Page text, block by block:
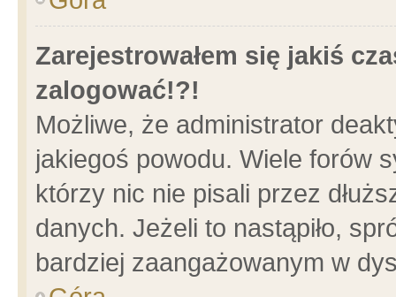
Zarejestrowałem się jakiś
zalogować!?!
Możliwe, że administrator
jakiegoś powodu. Wiele forów
którzy nic nie pisali przez
danych. Jeżeli to nastąpiło,
bardziej zaangażowanym w